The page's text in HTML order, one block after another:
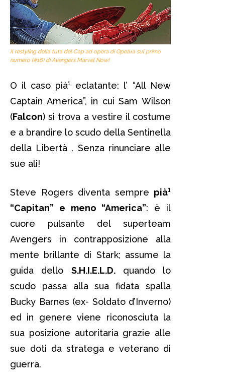
Il restyling della tuta del Cap ad opera di Opeà±a sul primo
numero (#16) di Avengers Marvel Now!
O il caso pià¹ eclatante: l’ “All New
Captain America”, in cui Sam Wilson
(Falcon) si trova a vestire il costume
e a brandire lo scudo della Sentinella
della Libertà . Senza rinunciare alle
sue ali!
Steve Rogers diventa sempre pià¹
“Capitan” e meno “America”: è il
cuore pulsante del superteam
Avengers in contrapposizione alla
mente brillante di Stark; assume la
guida dello S.H.I.E.L.D.quando lo
scudo passa alla sua fidata spalla
Bucky Barnes (ex- Soldato d’Inverno)
ed in genere viene riconosciuta la
sua posizione autoritaria grazie alle
sue doti da stratega e veterano di
guerra.